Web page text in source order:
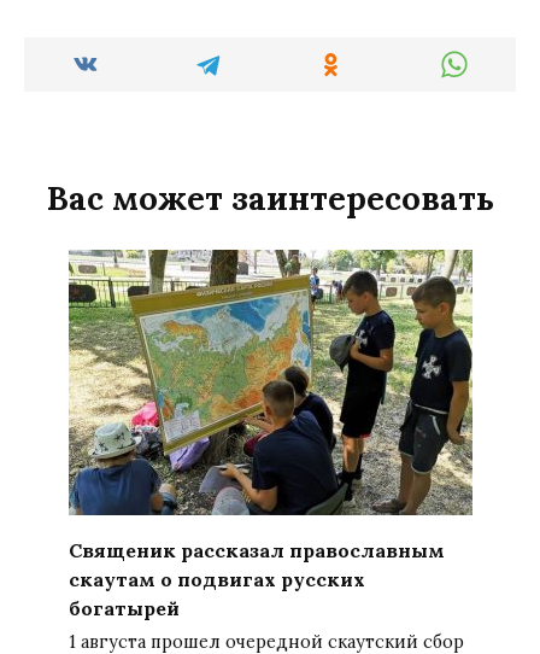
Вас может заинтересовать
Священик рассказал православным
скаутам о подвигах русских
богатырей
1 августа прошел очередной скаутский сбор